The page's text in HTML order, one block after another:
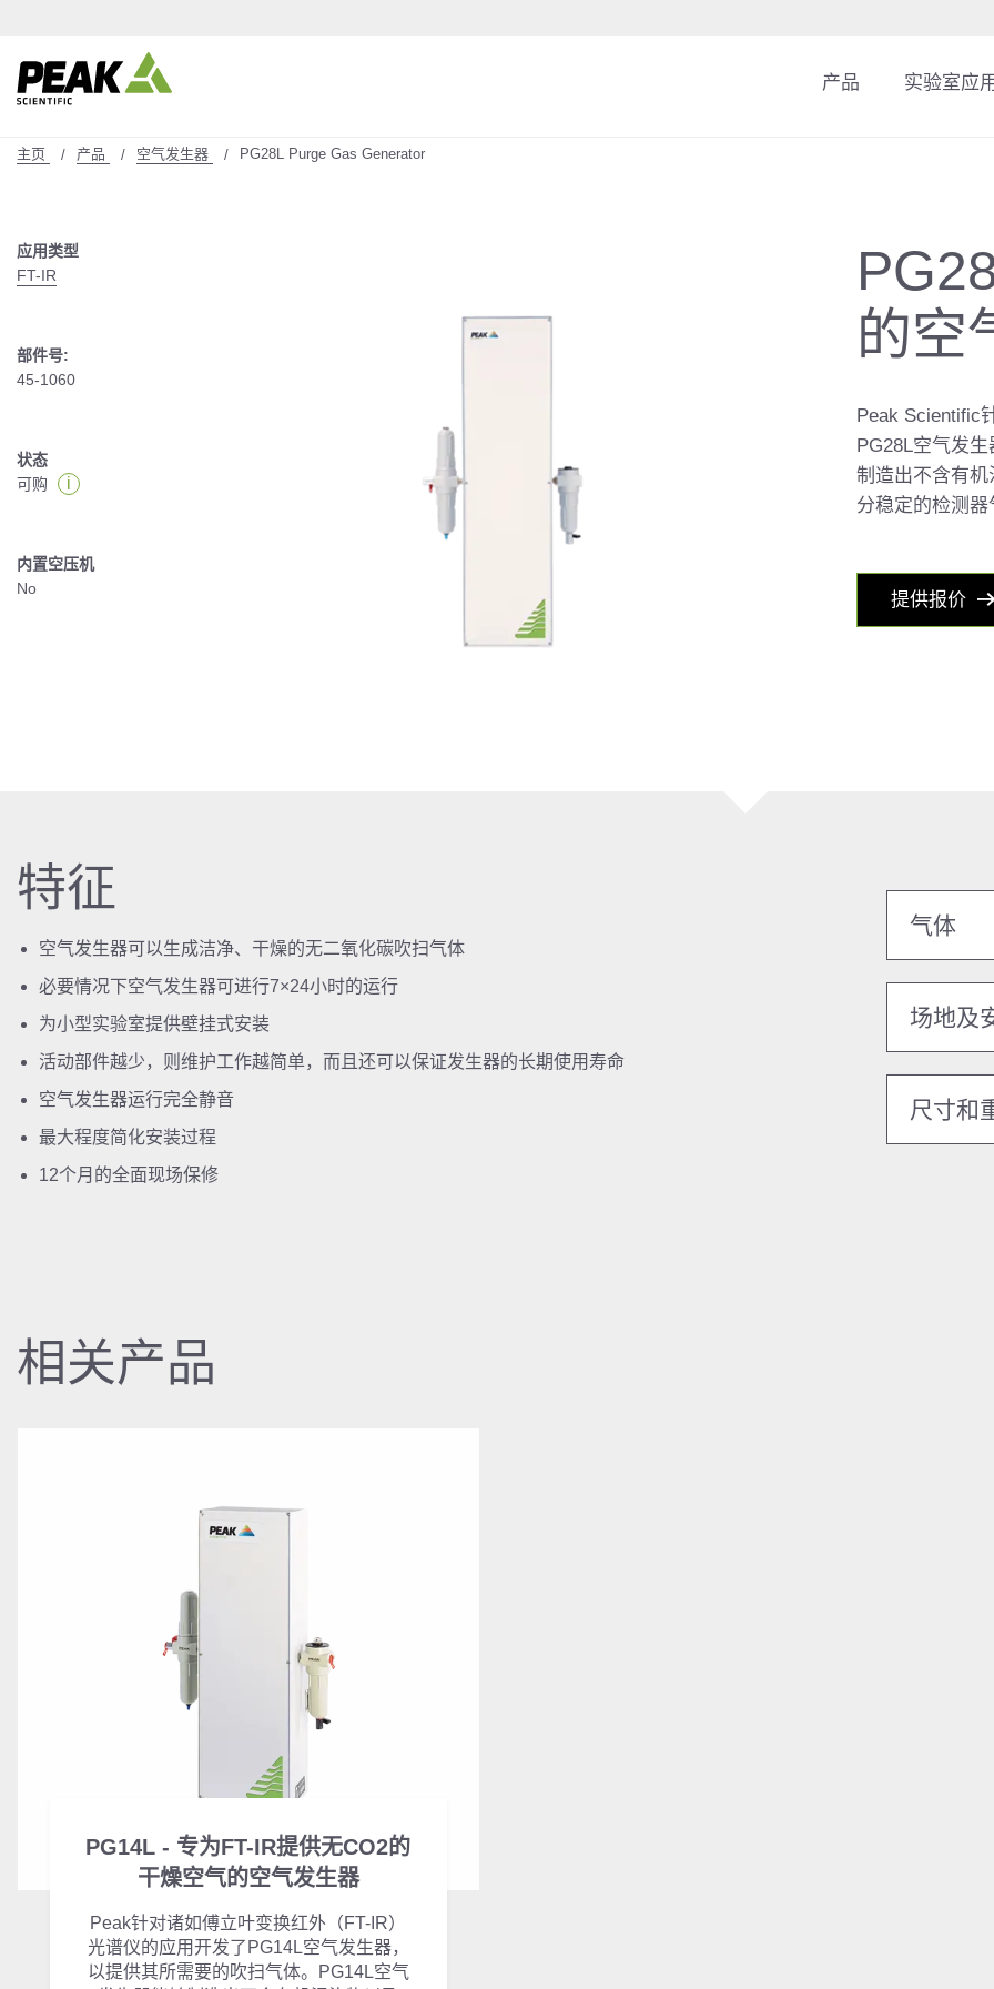
产品 实验室应
主页 产品 空气发生器 PG28L Purge Gas Generator
应用类型
FT-IR
部件号:
45-1060
状态
可购
i
内置空压机
No
的空
Peak Scientific
PG28L空气发
制造出不含有
分稳定的检测器
提供报价
特征
空气发生器可以生成洁净、干燥的无二氧化碳吹扫气体
必要情况下空气发生器可进行7×24小时的运行
为小型实验室提供壁挂式安装
活动部件越少，则维护工作越简单，而且还可以保证发生器的长期使用寿命
空气发生器运行完全静音
最大程度简化安装过程
12个月的全面现场保修
气体
场地及
尺寸和
相关产品
PG14L - 专为FT-IR提供无CO2的
干燥空气的空气发生器
Peak针对诸如傅立叶变换红外（FT-IR）
光谱仪的应用开发了PG14L空气发生器，
以提供其所需要的吹扫气体。PG14L空气